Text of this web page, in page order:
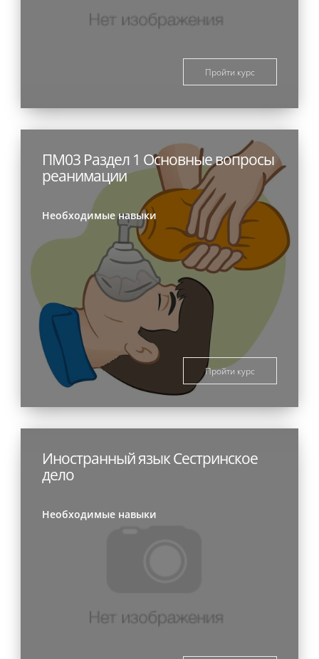
Пройти курс
ПМ03 Раздел 1 Основные вопросы
реанимации
Необходимые навыки
Пройти курс
Иностранный язык Сестринское
дело
Необходимые навыки